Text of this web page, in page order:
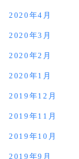
2020年4月
2020年3月
2020年2月
2020年1月
2019年12月
2019年11月
2019年10月
2019年9月